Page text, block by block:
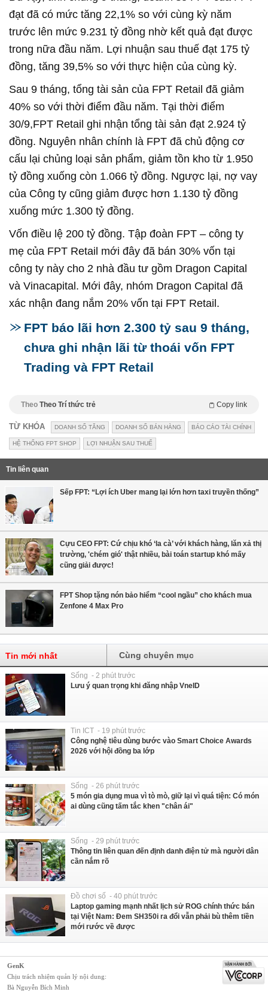
đạt đã có mức tăng 22,1% so với cùng kỳ năm
trước lên mức 9.231 tỷ đồng nhờ kết quả đạt được
trong nữa đầu năm. Lợi nhuận sau thuế đạt 175 tỷ
đồng, tăng 39,5% so với thực hiện của cùng kỳ.
Sau 9 tháng, tổng tài sản của FPT Retail đã giảm
40% so với thời điểm đầu năm. Tại thời điểm
30/9,FPT Retail ghi nhận tổng tài sản đạt 2.924 tỷ
đồng. Nguyên nhân chính là FPT đã chủ động cơ
cấu lại chủng loại sản phẩm, giảm tồn kho từ 1.950
tỷ đồng xuống còn 1.066 tỷ đồng. Ngược lại, nợ vay
của Công ty cũng giảm được hơn 1.130 tỷ đồng
xuống mức 1.300 tỷ đồng.
Vốn điều lệ 200 tỷ đồng. Tập đoàn FPT – công ty
mẹ của FPT Retail mới đây đã bán 30% vốn tại
công ty này cho 2 nhà đầu tư gồm Dragon Capital
và Vinacapital. Mới đây, nhóm Dragon Capital đã
xác nhận đang nắm 20% vốn tại FPT Retail.
FPT báo lãi hơn 2.300 tỷ sau 9 tháng,
chưa ghi nhận lãi từ thoái vốn FPT
Trading và FPT Retail
Theo Theo Trí thức trẻ Copy link
TỪ KHÓA DOANH SỐ TĂNG DOANH SỐ BÁN HÀNG BÁO CÁO TÀI CHÍNH
HỆ THỐNG FPT SHOP LỢI NHUẬN SAU THUẾ
Tin liên quan
Sếp FPT: “Lợi ích Uber mang lại lớn hơn taxi truyền thống”
Cựu CEO FPT: Cứ chịu khó ‘la cà’ với khách hàng, lăn xả thị
trường, 'chém gió' thật nhiều, bài toán startup khó mấy
cũng giải được!
FPT Shop tặng nón bảo hiểm “cool ngầu” cho khách mua
Zenfone 4 Max Pro
Tin mới nhất Cùng chuyên mục
Sống - 2 phút trước
Lưu ý quan trọng khi đăng nhập VneID
Tin ICT - 19 phút trước
Công nghệ tiêu dùng bước vào Smart Choice Awards
2026 với hội đồng ba lớp
Sống - 26 phút trước
5 món gia dụng mua vì tò mò, giữ lại vì quá tiện: Có món
ai dùng cũng tấm tắc khen "chân ái"
Sống - 29 phút trước
Thông tin liên quan đến định danh điện tử mà người dân
cần nắm rõ
Đồ chơi số - 40 phút trước
Laptop gaming mạnh nhất lịch sử ROG chính thức bán
tại Việt Nam: Đem SH350i ra đổi vẫn phải bù thêm tiền
mới rước về được
GenK
Chịu trách nhiệm quản lý nội dung:
Bà Nguyễn Bích Minh